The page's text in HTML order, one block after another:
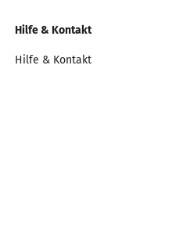
Hilfe & Kontakt
Hilfe & Kontakt